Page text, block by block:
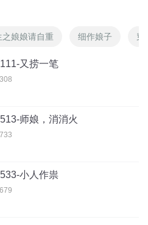
之娘娘请自重 细作娘子 穿
又捞一笔
师娘，消消火
小人作祟